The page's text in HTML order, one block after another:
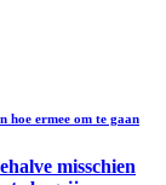
ermee om te gaan
misschien